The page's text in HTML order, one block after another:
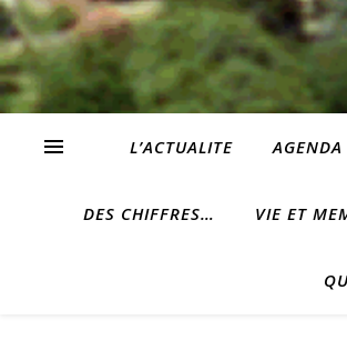
L’ACTUALITE
DES CHIFFRES… VIE ET